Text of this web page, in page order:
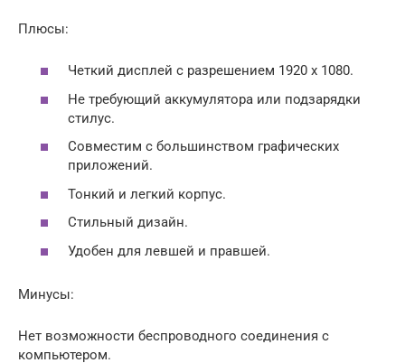
Плюсы:
Четкий дисплей с разрешением 1920 x 1080.
Не требующий аккумулятора или подзарядки
стилус.
Совместим с большинством графических
приложений.
Тонкий и легкий корпус.
Стильный дизайн.
Удобен для левшей и правшей.
Минусы:
Нет возможности беспроводного соединения с
компьютером.